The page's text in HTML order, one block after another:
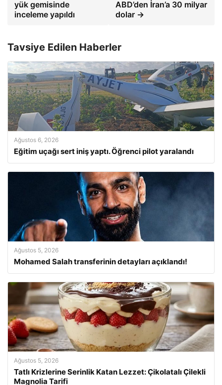
yük gemisinde
inceleme yapıldı
ABD’den İran’a 30 milyar
dolar →
Tavsiye Edilen Haberler
Ağustos 6, 2026
Eğitim uçağı sert iniş yaptı. Öğrenci pilot yaralandı
Ağustos 5, 2026
Mohamed Salah transferinin detayları açıklandı!
Ağustos 5, 2026
Tatlı Krizlerine Serinlik Katan Lezzet: Çikolatalı Çilekli
Magnolia Tarifi